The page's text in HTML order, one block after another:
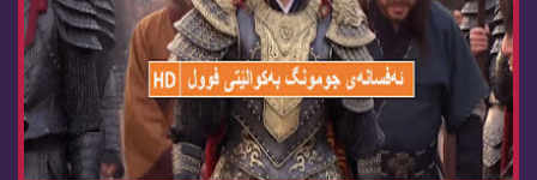
زنجیره‌ درامای ئه‌فسانه‌ی جومونگ ئه‌ڵقه‌ی jumon...